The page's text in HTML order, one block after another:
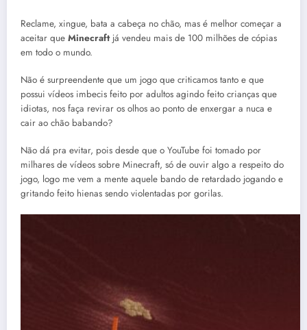
Reclame, xingue, bata a cabeça no chão, mas é melhor começar a
aceitar que Minecraftjá vendeu mais de 100 milhões de cópias
em todo o mundo.
Não é surpreendente que um jogo que criticamos tanto e que
possui vídeos imbecis feito por adultos agindo feito crianças que
idiotas, nos faça revirar os olhos ao ponto de enxergar a nuca e
cair ao chão babando?
Não dá pra evitar, pois desde que o YouTube foi tomado por
milhares de vídeos sobre Minecraft, só de ouvir algo a respeito do
jogo, logo me vem a mente aquele bando de retardado jogando e
gritando feito hienas sendo violentadas por gorilas.